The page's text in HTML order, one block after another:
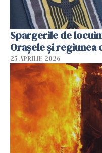
Spargerile de
Orașele și regiunea
25 APRILIE 2026